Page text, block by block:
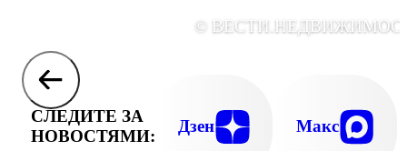
©
СЛЕДИТЕ ЗА
НОВОСТЯМИ:
Дзен Макс